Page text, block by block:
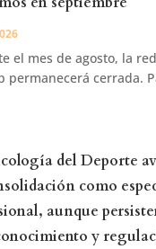
el mes de agosto, la
permanecerá cerrada.
del Deporte
como
aunque
y